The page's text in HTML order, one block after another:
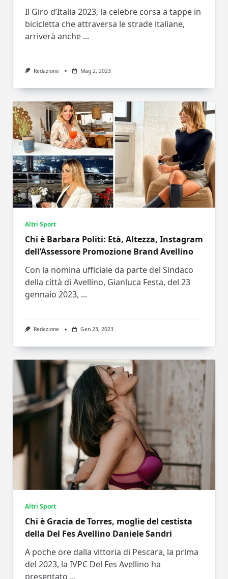
Il Giro d’Italia 2023, la celebre corsa a tappe in
bicicletta che attraversa le strade italiane,
arriverà anche ...
Redazione Mag 2, 2023
Altri Sport
Chi è Barbara Politi: Età, Altezza, Instagram
dell’Assessore Promozione Brand Avellino
Con la nomina ufficiale da parte del Sindaco
della città di Avellino, Gianluca Festa, del 23
gennaio 2023, ...
Redazione Gen 23, 2023
Altri Sport
Chi è Gracia de Torres, moglie del cestista
della Del Fes Avellino Daniele Sandri
A poche ore dalla vittoria di Pescara, la prima
del 2023, la IVPC Del Fes Avellino ha
presentato ...